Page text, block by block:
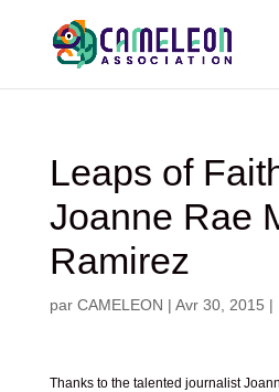
Leaps of
Joanne Rae
Ramirez
par CAMELEON | Avr 30, 2015 |
Thanks to the talented journalist